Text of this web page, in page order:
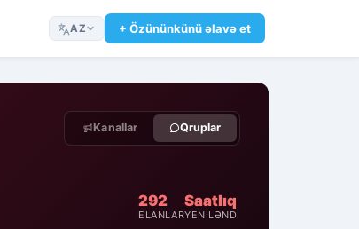
AZ + Özününkünü əlavə et
Kanallar Qruplar
292
ELANLAR
Saatlıq
YENILƏNDI